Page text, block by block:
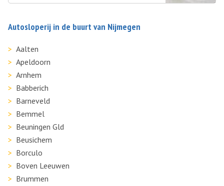
Autosloperij in de buurt van Nijmegen
Aalten
Apeldoorn
Arnhem
Babberich
Barneveld
Bemmel
Beuningen Gld
Beusichem
Borculo
Boven Leeuwen
Brummen